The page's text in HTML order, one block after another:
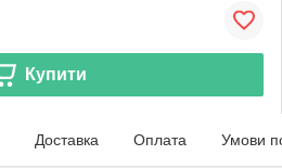
Купити
Доставка Оплата Умови